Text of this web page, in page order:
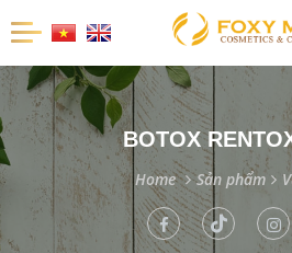
BOTOX
Home Sản phẩm